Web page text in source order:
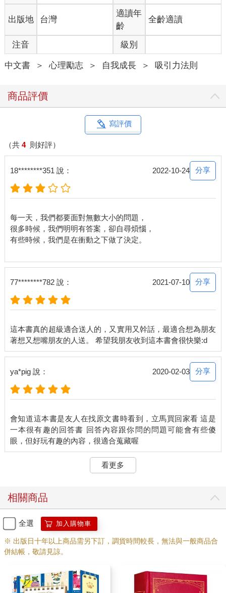
出版地 台灣
適讀年
齡
全齡適讀
注音 級別
中文書 ＞ 心理勵志 ＞ 自我成長 ＞ 吸引力法則
商品評價
寫評價
（共 4 則好評）
18********351 說： 2022-10-24 分享
每一天，我們都要面對無數大小的問題，
很多時候，我們明明有答案，卻自尋煩惱，
有些時候，我們是在衝動之下做了決定。
77********782 說： 2021-07-10 分享
這本書真的超級適合送人的，又實用又幹話，最適合想為朋友
著想又想嘴朋友的人送。 希望我朋友收到這本書會很快樂:d
ya*pig 說： 2020-02-03 分享
會知道這本書是友人在找原文書時看到，立馬買回家看 這是
一本很有趣的回答書 回答內容跟你問的問題可能會有些傻
看更多
相關商品
全選 加入購物車
※ 出版日十年以上商品需另下訂，調貨時間較長，無法與一般商品合
併結帳，敬請見諒。